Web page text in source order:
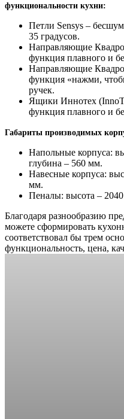
функциональности кухни:
Петли Sensys –
35 градусов.
Направляющие
функция плавного и
Направляющие
функция «нажми,
ручек.
Ящики Иннотех
функция плавного и
Габариты производимых
Напольные корпуса:
глубина – 560 мм.
Навесные корпуса:
мм.
Пеналы: высота –
Благодаря разнообразию
можете сформировать
соответствовал бы трем
функциональность, цена,